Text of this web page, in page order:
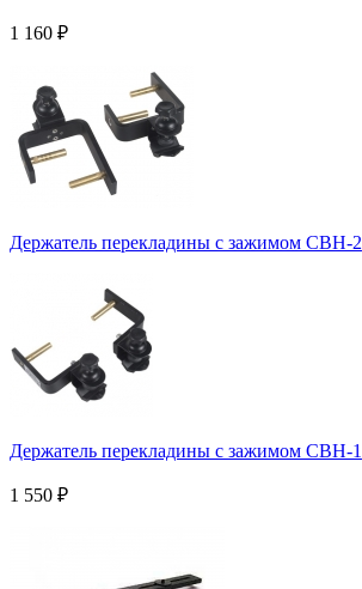
1 160 ₽
Держатель перекладины с зажимом CBH-2
Держатель перекладины с зажимом CBH-1
1 550 ₽